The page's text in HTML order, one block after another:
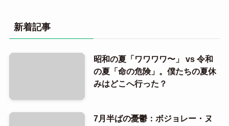
新着記事
昭和の夏「ワワワワ〜」 vs 令和
の夏「命の危険」。僕たちの夏休
みはどこへ行った？
7月半ばの憂鬱：ボジョレー・ヌ